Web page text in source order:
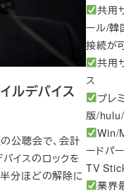
ルデバイス
公聴会で、会計
イスのロックを
分ほどの解除に
共用
ール/韓
接続が
共用
ス
プレ
版/
Win/
ードパ
TV
業界